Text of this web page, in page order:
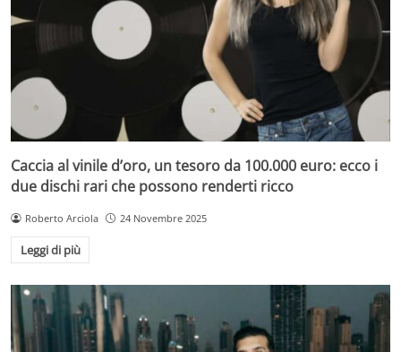
Caccia al vinile d’oro, un tesoro da 100.000 euro: ecco i
due dischi rari che possono renderti ricco
Roberto Arciola 24 Novembre 2025
Leggi di più